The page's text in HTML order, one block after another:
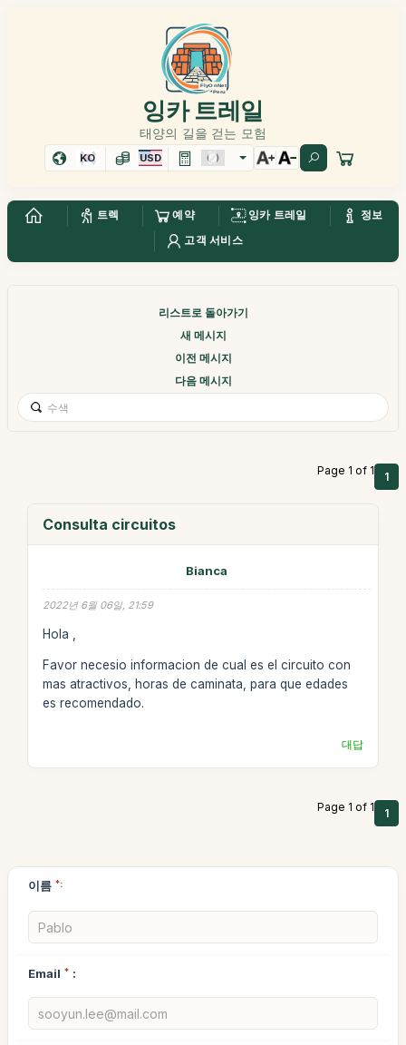
잉카 트레일
태양의 길을 걷는 모험
KO USD
트렉 예약 잉카 트레일
정보
고객 서비스
리스트로 돌아가기
새 메시지
이전 메시지
다음 메시지
Page 1 of 1 1
Consulta circuitos
Bianca
2022년 6월 06일, 21:59
Hola ,
Favor necesio informacion de cual es el circuito con
mas atractivos, horas de caminata, para que edades
es recomendado.
대답
Page 1 of 1 1
이름 *:
Email * :